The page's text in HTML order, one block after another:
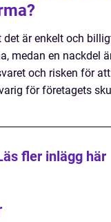
det är enkelt och
medan en nackdel
och risken för
för företagets
fler inlägg här